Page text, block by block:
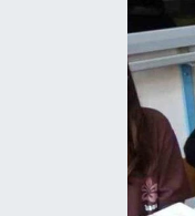
Resmi ilanlar